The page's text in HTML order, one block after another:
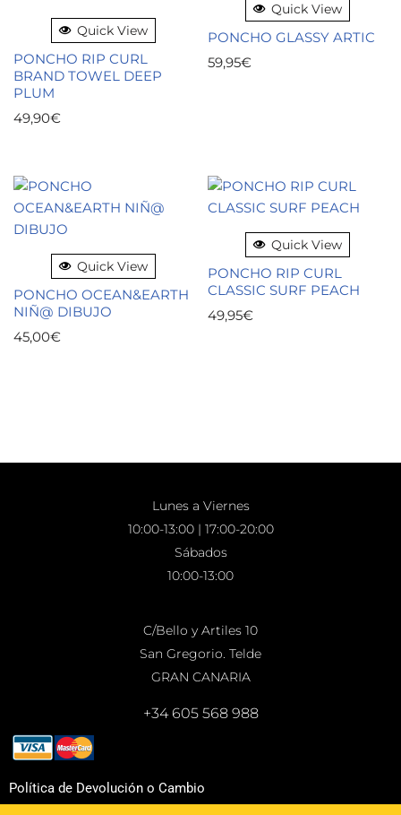
Quick View
PONCHO RIP CURL
BRAND TOWEL DEEP
PLUM
49,90€
Quick View
PONCHO GLASSY ARTIC
59,95€
Quick View
PONCHO OCEAN&EARTH
NIÑ@ DIBUJO
45,00€
Quick View
PONCHO RIP CURL
CLASSIC SURF PEACH
49,95€
Lunes a Viernes
10:00-13:00 | 17:00-20:00
Sábados
10:00-13:00
C/Bello y Artiles 10
San Gregorio. Telde
GRAN CANARIA
+34 605 568 988
Política de Devolución o Cambio